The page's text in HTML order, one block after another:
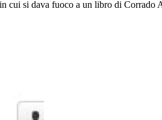
cui si dava fuoco a un libro di Corrado